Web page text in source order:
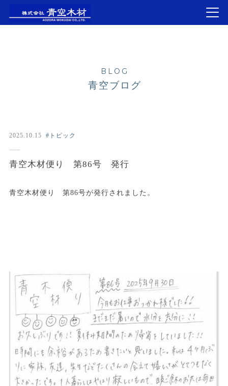
BLOG
青空ブログ
2025.10.15 #トピック
青空木材便り 第86号 発行
青空木材便り 第86号が発行されました。